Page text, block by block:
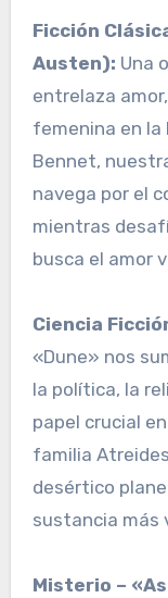
Ficción
Austen): Una
entrelaza
femenina en la
Bennet,
navega por el
mientras
busca el amor
Ciencia
«Dune» nos
la política, la
papel crucial
familia
desértico
sustancia más
Misterio –